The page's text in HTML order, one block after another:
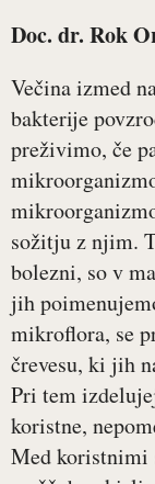
Doc. dr. Rok
Večina izmed
bakterije
preživimo, če
sožitju z njim.
bolezni, so v
jih
mikroflora, se
črevesu, ki jih
Pri tem
koristne,
Med koristnimi